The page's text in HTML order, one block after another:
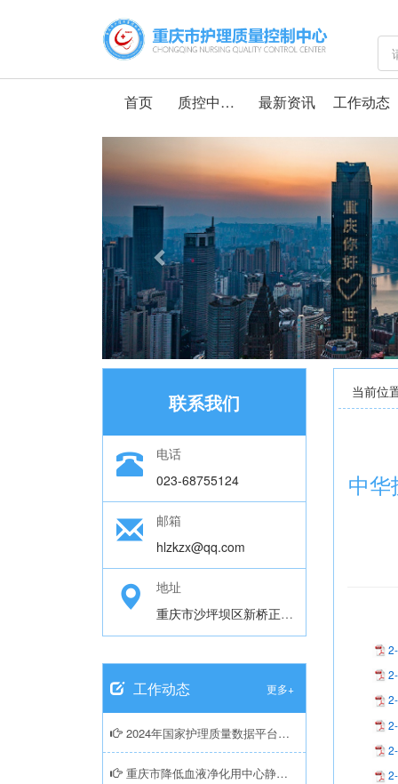
首页 质控中心介绍 最新资讯 工作动态
Previous
联系我们
电话
023-68755124
邮箱
hlzkzx@qq.com
地址
重庆市沙坪坝区新桥正街83号
工作动态 更多+
2024年国家护理质量数据平台全国及重庆市二级、三级综合医院（含中医综合）护理专业质控指标结果
重庆市降低血液净化用中心静脉导管相关血流感染防控管理培训班成功举办
当前位
中